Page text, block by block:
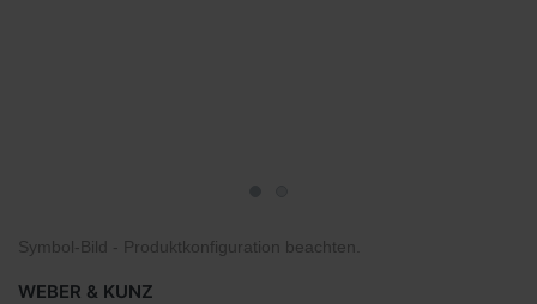
Symbol-Bild - Produktkonfiguration beachten
WEBER & KUNZ